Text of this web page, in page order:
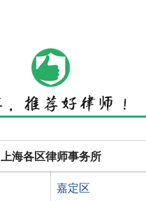
上海各区律师事务所
嘉定区